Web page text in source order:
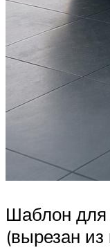
Шаблон для
(вырезан из